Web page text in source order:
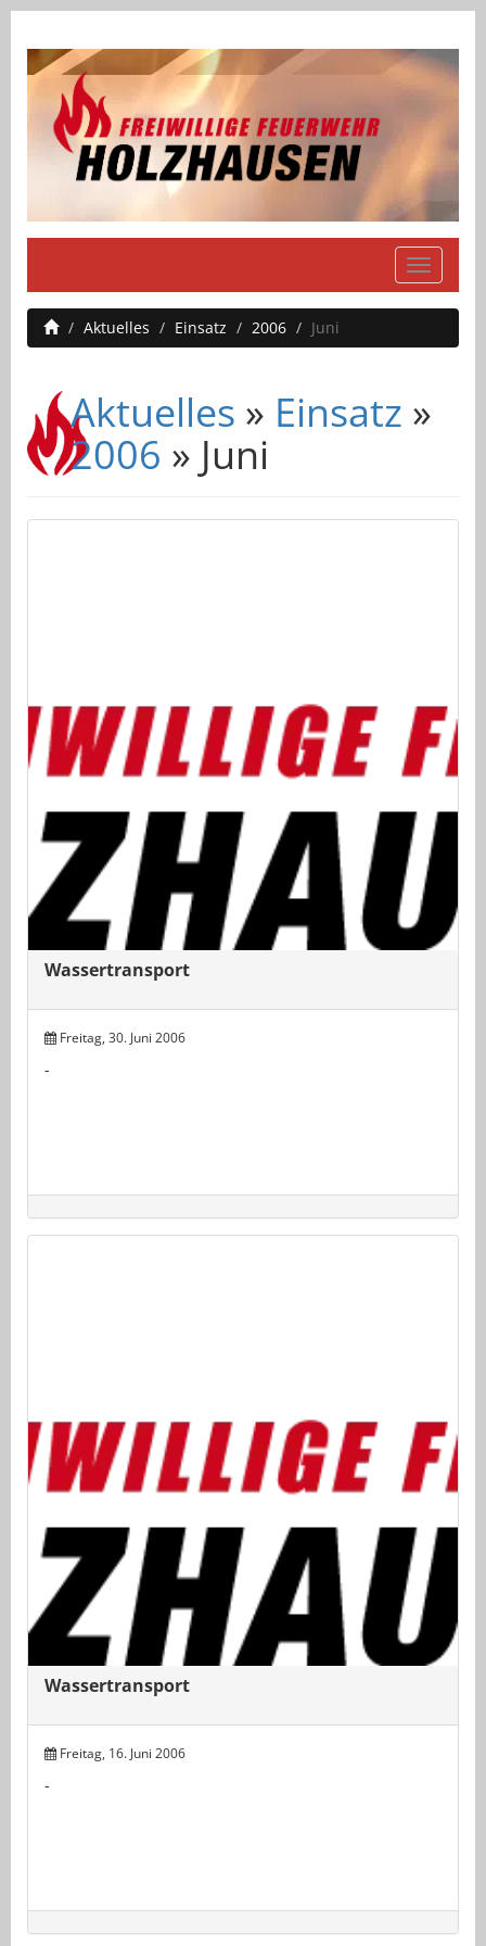
Aktuelles
Einsatz 2006 Juni
Aktuelles » Einsatz »
2006 » Juni
Wassertransport
Freitag, 30. Juni 2006
-
Wassertransport
Freitag, 16. Juni 2006
-